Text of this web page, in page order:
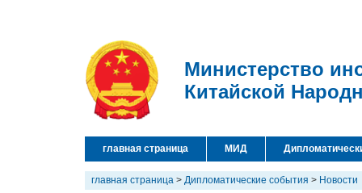
Министерство
Китайской
главная страница МИД
главная страница > Дипломатические события > Новости